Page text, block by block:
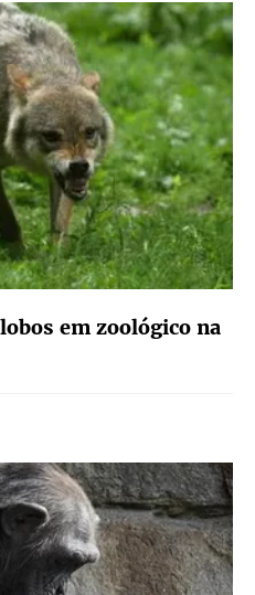
em zoológico na